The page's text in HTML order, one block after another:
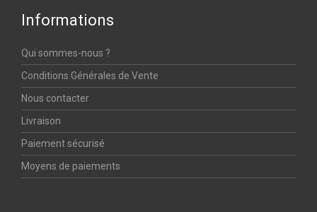
Informations
Qui sommes-nous ?
Conditions Générales de Vente
Nous contacter
Livraison
Paiement sécurisé
Moyens de paiements